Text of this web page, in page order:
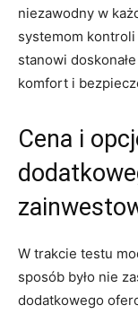
niezawodny w
systemom
stanowi
komfort i
Cena‌ i
W trakcie testu
sposób było nie
dodatkowego